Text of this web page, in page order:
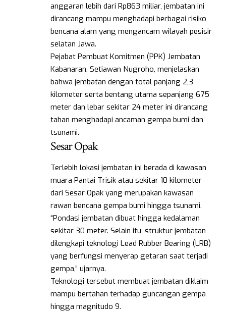
anggaran lebih dari Rp863 miliar, jembatan ini
dirancang mampu menghadapi berbagai risiko
bencana alam yang mengancam wilayah pesisir
selatan Jawa.
Pejabat Pembuat Komitmen (PPK) Jembatan
Kabanaran, Setiawan Nugroho, menjelaskan
bahwa jembatan dengan total panjang 2,3
kilometer serta bentang utama sepanjang 675
meter dan lebar sekitar 24 meter ini dirancang
tahan menghadapi ancaman gempa bumi dan
tsunami.
Sesar Opak
Terlebih lokasi jembatan ini berada di kawasan
muara Pantai Trisik atau sekitar 10 kilometer
dari Sesar Opak yang merupakan kawasan
rawan bencana gempa bumi hingga tsunami.
“Pondasi jembatan dibuat hingga kedalaman
sekitar 30 meter. Selain itu, struktur jembatan
dilengkapi teknologi Lead Rubber Bearing (LRB)
yang berfungsi menyerap getaran saat terjadi
gempa,” ujarnya.
Teknologi tersebut membuat jembatan diklaim
mampu bertahan terhadap guncangan gempa
hingga magnitudo 9.